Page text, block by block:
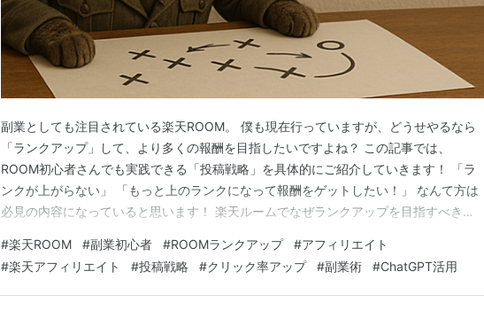
副業としても注目されている楽天ROOM。 僕も現在行っていますが、どうせやるなら
「ランクアップ」して、より多くの報酬を目指したいですよね？ この記事では、
ROOM初心者さんでも実践できる「投稿戦略」を具体的にご紹介していきます！ 「ラ
ンクが上がらない」 「もっと上のランクになって報酬をゲットしたい！」 なんて方は
必見の内容になっていると思います！ 楽天ルームでなぜランクアップを目指すべきな
イント クリックされる投稿の特徴 フォロワーとのエンゲージメント 楽天アフィリエイ
トとの連携 楽天ルームでよくある失敗と注…
#楽天ROOM #副業初心者 #ROOMランクアップ #アフィリエイト
#楽天アフィリエイト #投稿戦略 #クリック率アップ #副業術 #ChatGPT活用